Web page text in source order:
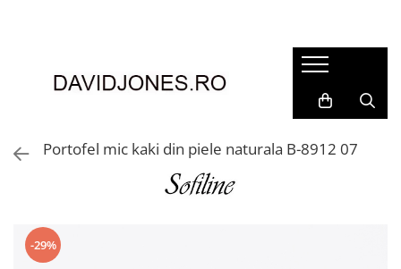
Accesorii
Genti din piele
Incaltaminte
Portofel mic kaki din piele naturala B-8912 07
-29%